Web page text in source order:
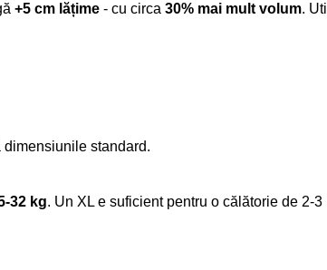
+5 cm lățime - cu circa 30% mai mult volum. Util
standard.
32 kg. Un XL e suficient pentru o călătorie de 2-3